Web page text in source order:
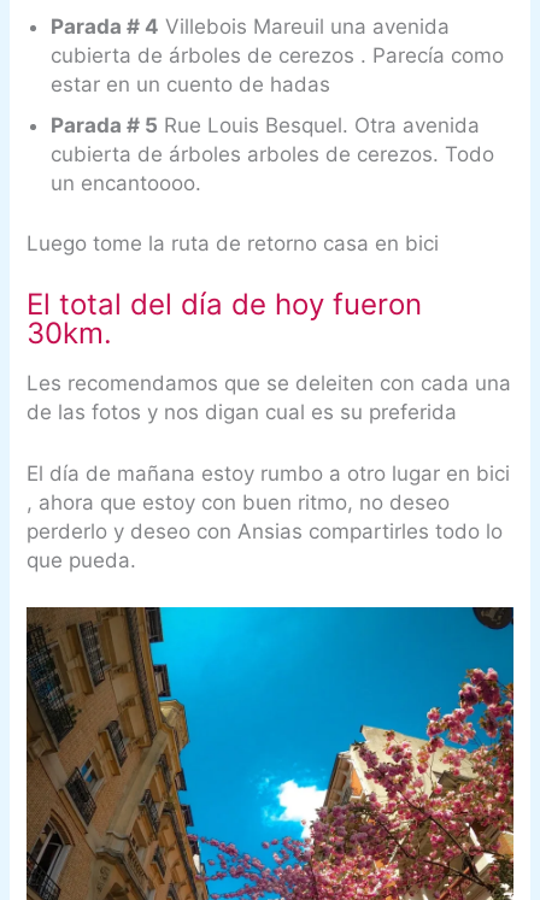
Parada # 4 Villebois Mareuil una avenida
cubierta de árboles de cerezos . Parecía como
estar en un cuento de hadas
Parada # 5 Rue Louis Besquel. Otra avenida
cubierta de árboles arboles de cerezos. Todo
un encantoooo.
Luego tome la ruta de retorno casa en bici
El total del día de hoy fueron
30km.
Les recomendamos que se deleiten con cada una
de las fotos y nos digan cual es su preferida
El día de mañana estoy rumbo a otro lugar en bici
, ahora que estoy con buen ritmo, no deseo
perderlo y deseo con Ansias compartirles todo lo
que pueda.